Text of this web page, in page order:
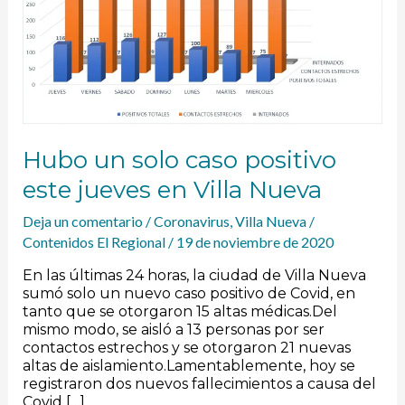
Hubo un solo caso positivo
este jueves en Villa Nueva
Deja un comentario /Coronavirus Villa Nueva/
Contenidos El Regional / 19 de noviembre de 2020
En las últimas 24 horas, la ciudad de Villa Nueva
sumó solo un nuevo caso positivo de Covid, en
tanto que se otorgaron 15 altas médicas.Del
mismo modo, se aisló a 13 personas por ser
contactos estrechos y se otorgaron 21 nuevas
altas de aislamiento.Lamentablemente, hoy se
registraron dos nuevos fallecimientos a causa del
Covid […]
en
Villa
Nueva